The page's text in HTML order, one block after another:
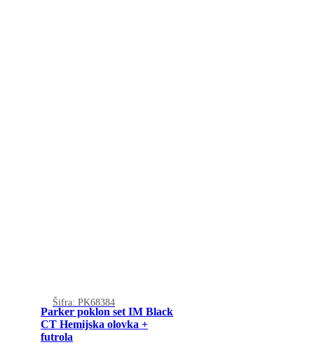
Šifra: PK68384
Parker poklon set IM Black
CT Hemijska olovka +
futrola